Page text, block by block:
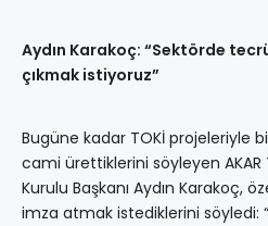
Aydın Karakoç: “Sektörde
çıkmak istiyoruz”
Bugüne kadar TOKİ projeleriyle
cami ürettiklerini söyleyen
Kurulu Başkanı Aydın Karakoç,
imza atmak istediklerini söyledi: